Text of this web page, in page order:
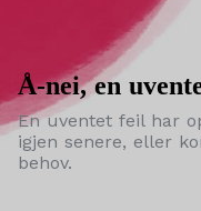
Å-nei, en
En uventet feil har
igjen senere, eller
behov.